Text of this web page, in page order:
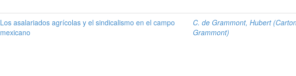
Los asalariados agrícolas y el sindicalismo en el campo
mexicano
C. de Grammont, Hubert
Grammont)